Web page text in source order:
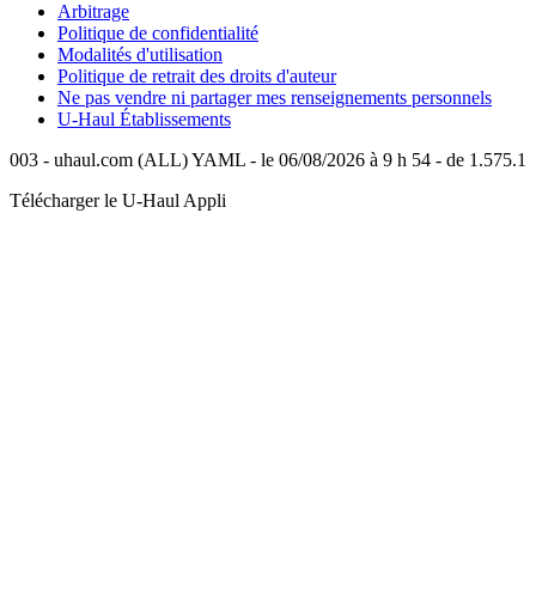
Arbitrage
Politique de confidentialité
Modalités d'utilisation
Politique de retrait des droits d'auteur
Ne pas vendre ni partager mes renseignements personnels
U-Haul Établissements
003 - uhaul.com (ALL) YAML - le 06/08/2026 à 9 h 54 - de 1.575.1
Télécharger le U-Haul Appli